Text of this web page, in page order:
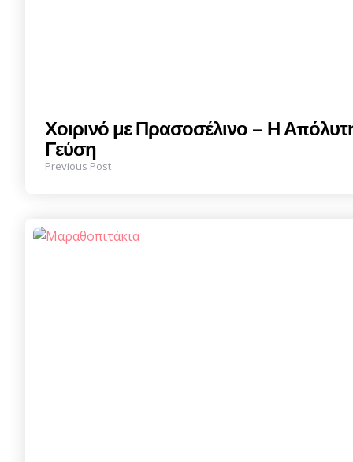
Χοιρινό με Πρασοσέλινο – Η
Γεύση
Previous Post